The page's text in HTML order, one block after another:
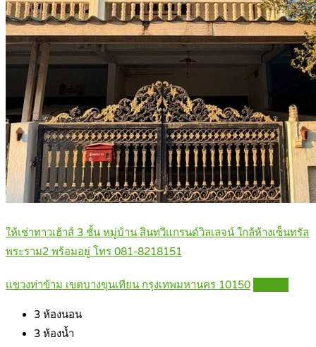
ให้เช่าทาวเฮ้าส์ 3 ชั้น หมู่บ้าน สินทวีแกรนด์วิลเลจน์ ใกล้ห้างเซ็นทรัล
พระราม2 พร้อมอยู่ โทร 081-8218151
แขวงท่าข้าม เขตบางขุนเทียน กรุงเทพมหานคร 10150
3 ห้องนอน
3 ห้องน้ำ